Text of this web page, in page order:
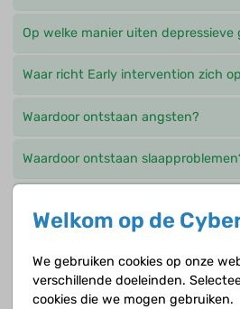
Op welke manier uiten depressieve
Waar richt Early intervention zich
Waardoor ontstaan angsten?
Waardoor ontstaan
Wanneer heeft een kind ADHD?
Welkom op de
We gebruiken cookies op onze
verschillende doeleinden.
cookies die we mogen gebruiken.